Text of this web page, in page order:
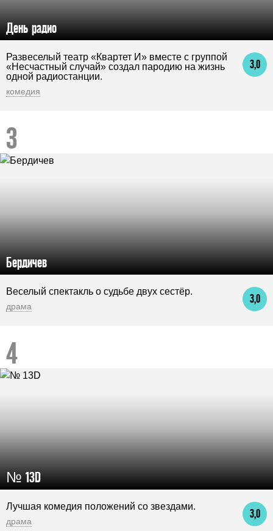
День радио
3,0
Развеселый театр «Квартет И» вместе с группой
«Несчастный случай» создал пародию на жизнь
одной радиостанции.
комедия
Бердичев
3,0
Веселый спектакль о судьбе двух сестёр.
драма
№ 13D
3,0
Лучшая комедия положений со звездами.
драма